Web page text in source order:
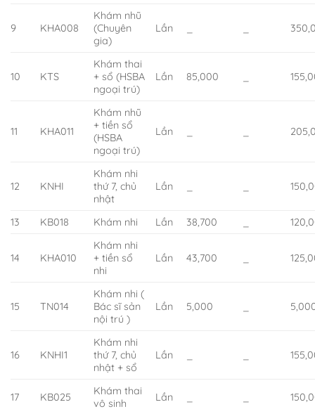
9 KHA008
Khám nhũ
(Chuyên
gia)
Lần
10 KTS
Khám thai
+ sổ (HSBA
ngoại trú)
Lần 85,000
11 KHA011
Khám nhũ
+ tiền sổ
(HSBA
ngoại trú)
Lần
12 KNHI
Khám nhi
thứ 7, chủ
nhật
Lần
13 KB018 Khám nhi Lần 38,700
14 KHA010
Khám nhi
+ tiền sổ
nhi
Lần 43,700
15 TN014
Khám nhi (
Bác sĩ sản
nội trú )
Lần 5,000
16 KNHI1
Khám nhi
thứ 7, chủ
nhật + sổ
Lần
17 KB025
Khám thai
vô sinh
Lần